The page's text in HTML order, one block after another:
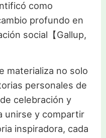
como
profundo en
social【Gallup,
materializa no solo
personales de
celebración y
unirse y compartir
inspiradora, cada